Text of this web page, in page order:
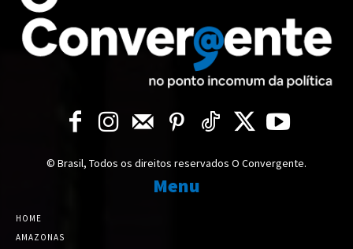
© Brasil, Todos os direitos reservados O Convergente.
Menu
HOME
AMAZONAS